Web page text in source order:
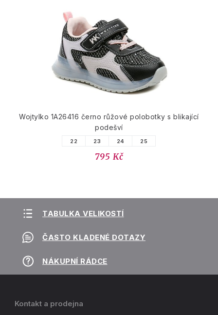
Wojtylko 1A26416 černo růžové polobotky s blikající
podešví
22 23 24 25
795 Kč
TABULKA VELIKOSTÍ
ČASTO KLADENÉ DOTAZY
NÁKUPNÍ RÁDCE
Kontakt a prodejna